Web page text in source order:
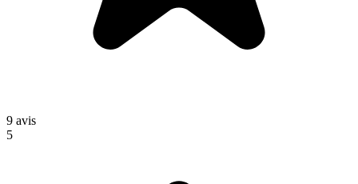
9 avis
5